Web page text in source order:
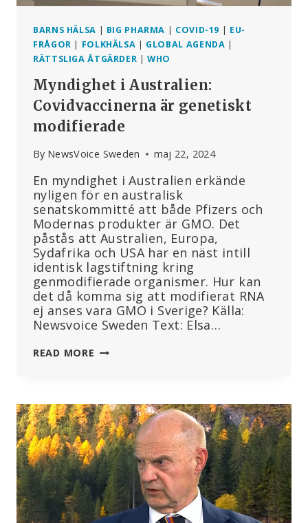
BARNS HÄLSA | BIG PHARMA | COVID-19 | EU-
FRÅGOR | FOLKHÄLSA | GLOBAL AGENDA |
RÄTTSLIGA ÅTGÄRDER |WHO
Myndighet i Australien:
Covidvaccinerna är genetiskt
modifierade
By NewsVoice Sweden maj 22, 2024
En myndighet i Australien erkände
nyligen för en australisk
senatskommitté att både Pfizers och
Modernas produkter är GMO. Det
påstås att Australien, Europa,
Sydafrika och USA har en näst intill
identisk lagstiftning kring
genmodifierade organismer. Hur kan
det då komma sig att modifierat RNA
ej anses vara GMO i Sverige? Källa:
Newsvoice Sweden Text: Elsa…
READ MORE MYNDIGHET
ÄR
GENETISKT
MODIFIERADE